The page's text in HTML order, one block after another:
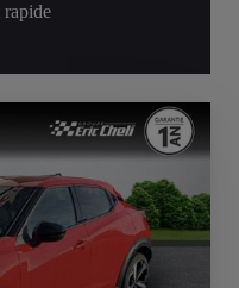
rapide